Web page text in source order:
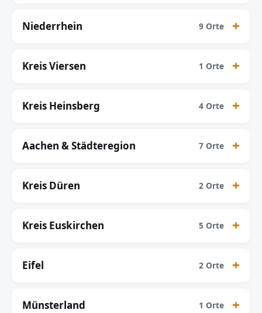
Niederrhein 9 Orte
Kreis Viersen 1 Orte
Kreis Heinsberg 4 Orte
Aachen & Städteregion 7 Orte
Kreis Düren 2 Orte
Kreis Euskirchen 5 Orte
Eifel 2 Orte
Münsterland 1 Orte